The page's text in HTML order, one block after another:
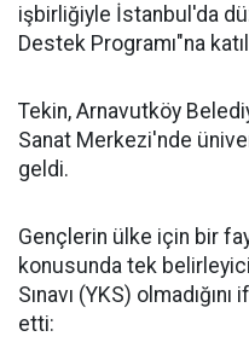
işbirliğiyle İstanbul'da
Destek Programı"na
Tekin, Arnavutköy
Sanat Merkezi'nde
geldi.
Gençlerin ülke için bir
konusunda tek
Sınavı (YKS)
etti: